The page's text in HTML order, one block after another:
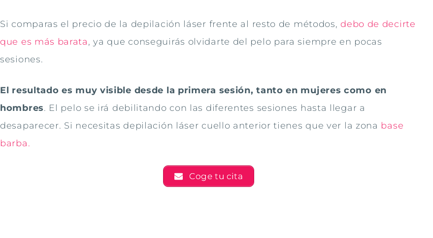
Si comparas el precio de la depilación láser frente al resto de métodos, debo de decirte
que es más barata, ya que conseguirás olvidarte del pelo para siempre en pocas
sesiones.
El resultado es muy visible desde la primera sesión, tanto en mujeres como en
hombres. El pelo se irá debilitando con las diferentes sesiones hasta llegar a
desaparecer. Si necesitas depilación láser cuello anterior tienes que ver la zona base
barba.
Coge tu cita